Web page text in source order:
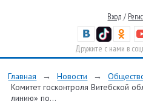
Вход /
Дружите с нами в
Главная → Новости →
Комитет госконтроля Витебской
линию» по...